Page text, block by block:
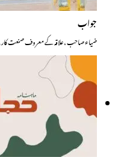
جواب
ضیاء صاحب ،علاقہ کے معروف صنعت کار